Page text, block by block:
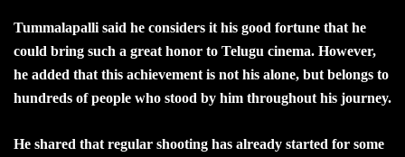
Tummalapalli said he considers it his good fortune that he
could bring such a great honor to Telugu cinema. However,
he added that this achievement is not his alone, but belongs to
hundreds of people who stood by him throughout his journey.
He shared that regular shooting has already started for some